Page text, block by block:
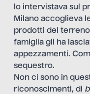
lo intervistava sul
Milano accoglieva
prodotti del terreno
famiglia gli ha
appezzamenti.
sequestro.
Non ci sono in
riconoscimenti, di